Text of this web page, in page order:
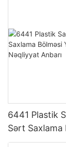
6441 Plastik
Sərt Saxlama
Qutu Sandıq